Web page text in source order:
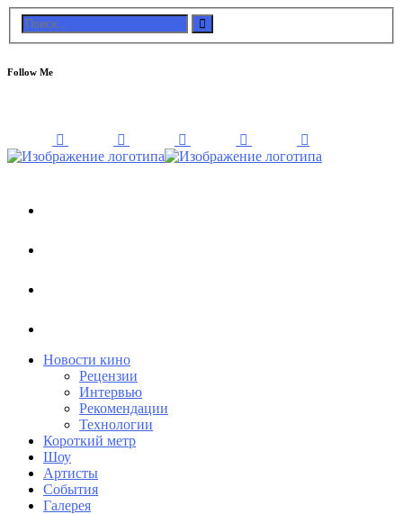
Follow Me
Новости кино
Рецензии
Интервью
Рекомендации
Технологии
Короткий метр
Шоу
Артисты
События
Галерея